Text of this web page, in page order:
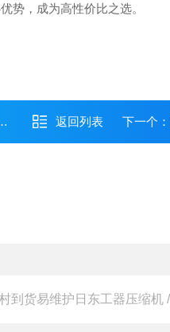
势，成为高性价比之选。
返回列表 下一个：